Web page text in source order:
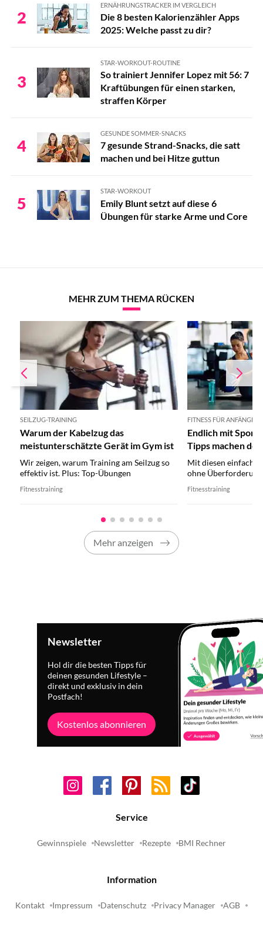
2
ERNÄHRUNGSTRACKER IM VERGLEICH
Die 8 besten Kalorienzähler Apps
2025: Welche passt zu dir?
3
STAR-WORKOUT-ROUTINE
So trainiert Jennifer Lopez mit 56: 7
Kraftübungen für einen starken,
straffen Körper
4
GESUNDE SOMMER-SNACKS
7 gesunde Strand-Snacks, die satt
machen und bei Hitze guttun
5
STAR-WORKOUT
Emily Blunt setzt auf diese 6
Übungen für starke Arme und Core
MEHR ZUM THEMA RÜCKEN
SEILZUG-TRAINING
Warum der Kabelzug das
meistunterschätzte Gerät im Gym ist
Wir zeigen, warum Training am Seilzug so
effektiv ist. Plus: Top-Übungen
Fitnesstraining
FITNESS FÜR
Endlich mit Sport
Tipps machen
leichter
Mit diesen
ohne
Fitnesstraining
Mehr anzeigen
Newsletter
Hol dir die besten Tipps für
deinen gesunden Lifestyle –
direkt und exklusiv in dein
Postfach!
Kostenlos abonnieren
Service
Gewinnspiele Newsletter Rezepte BMI Rechner
Information
Kontakt Impressum Datenschutz Privacy Manager AGB